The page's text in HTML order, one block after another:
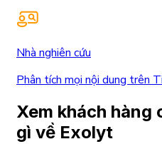
Nhà nghiên cứu
Phân tích mọi nội dung trên
Xem khách hàng
gì về Exolyt